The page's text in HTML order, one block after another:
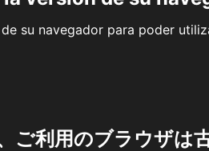
su navegador para poder
ご利用のブラウザは